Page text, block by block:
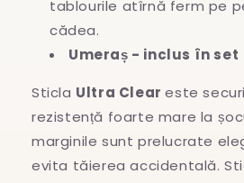
tablourile atîrnă ferm pe
cădea.
Umeraș - inclus în set
Sticla Ultra Cleareste
rezistență foarte mare la
marginile sunt prelucrate
evita tăierea accidentală.